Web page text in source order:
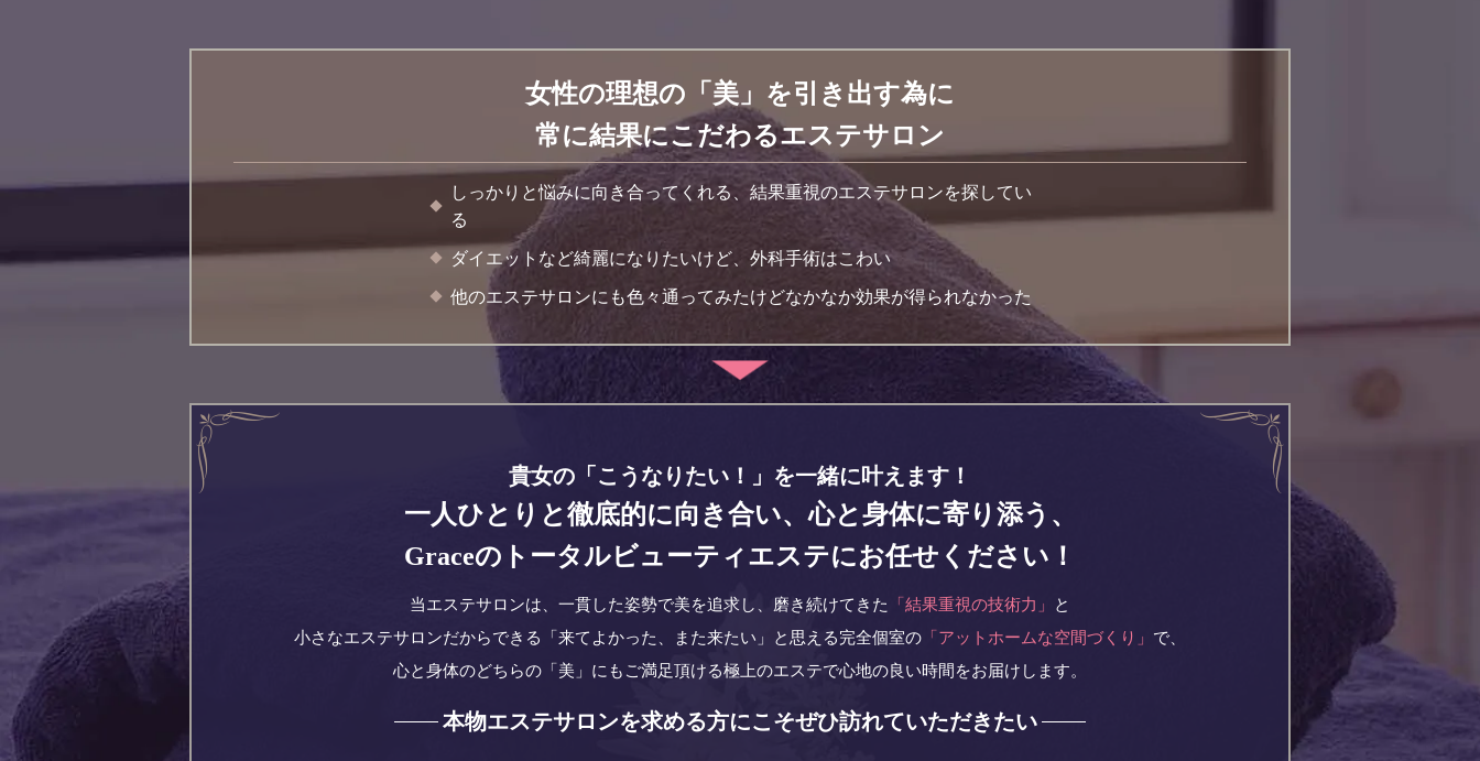
女性の理想の「美」を引き出す為に
常に結果にこだわるエステサロン
しっかりと悩みに向き合ってくれる、結果重視のエステサロンを探してい
る
ダイエットなど綺麗になりたいけど、外科手術はこわい
他のエステサロンにも色々通ってみたけどなかなか効果が得られなかった
貴女の「こうなりたい！」を一緒に叶えます！
一人ひとりと徹底的に向き合い、心と身体に寄り添う、
Graceのトータルビューティエステにお任せください！
当エステサロンは、一貫した姿勢で美を追求し、磨き続けてきた 「結果重視の技術力」
と
小さなエステサロンだからできる「来てよかった、また来たい」と思える完全個室の 「アットホームな空間づくり」 で、
心と身体のどちらの「美」にもご満足頂ける極上のエステで心地の良い時間をお届けします。
本物エステサロンを求める方にこそぜひ訪れていただきたい